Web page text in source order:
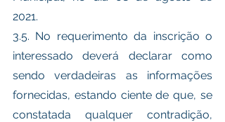
2021.
3.5. No requerimento da inscrição o
interessado deverá declarar como
sendo verdadeiras as informações
fornecidas, estando ciente de que, se
constatada qualquer contradição,